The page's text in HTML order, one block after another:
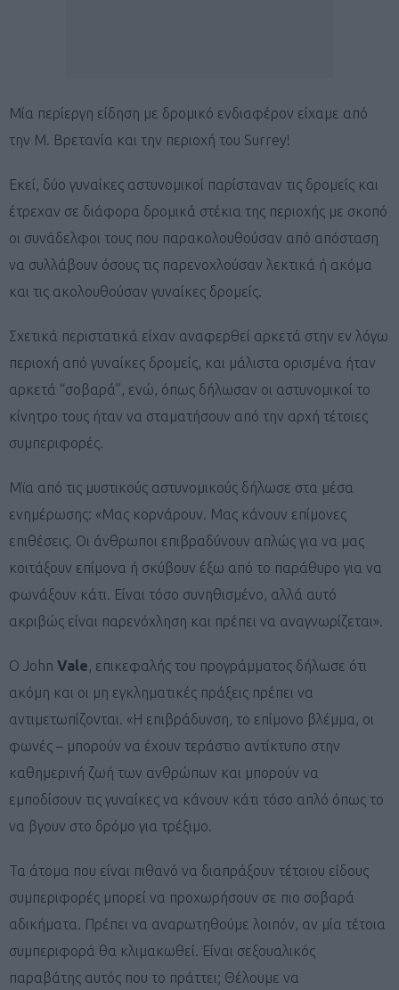
Mία περίεργη είδηση με δρομικό ενδιαφέρον είχαμε από
την Μ. Βρετανία και την περιοχή του Surrey!
Εκεί, δύο γυναίκες αστυνομικοί παρίσταναν τις δρομείς και
έτρεχαν σε διάφορα δρομικά στέκια της περιοχής με σκοπό
οι συνάδελφοι τους που παρακολουθούσαν από απόσταση
να συλλάβουν όσους τις παρενοχλούσαν λεκτικά ή ακόμα
και τις ακολουθούσαν γυναίκες δρομείς.
Σχετικά περιστατικά είχαν αναφερθεί αρκετά στην εν λόγω
περιοχή από γυναίκες δρομείς, και μάλιστα ορισμένα ήταν
αρκετά “σοβαρά”, ενώ, όπως δήλωσαν οι αστυνομικοί το
κίνητρο τους ήταν να σταματήσουν από την αρχή τέτοιες
συμπεριφορές.
Mϊα από τις μυστικούς αστυνομικούς δήλωσε στα μέσα
ενημέρωσης: «Μας κορνάρουν. Μας κάνουν επίμονες
επιθέσεις. Οι άνθρωποι επιβραδύνουν απλώς για να μας
κοιτάξουν επίμονα ή σκύβουν έξω από το παράθυρο για να
φωνάξουν κάτι. Είναι τόσο συνηθισμένο, αλλά αυτό
ακριβώς είναι παρενόχληση και πρέπει να αναγνωρίζεται».
Ο John Vale, επικεφαλής του προγράμματος δήλωσε ότι
ακόμη και οι μη εγκληματικές πράξεις πρέπει να
αντιμετωπίζονται. «Η επιβράδυνση, το επίμονο βλέμμα, οι
φωνές – μπορούν να έχουν τεράστιο αντίκτυπο στην
καθημερινή ζωή των ανθρώπων και μπορούν να
εμποδίσουν τις γυναίκες να κάνουν κάτι τόσο απλό όπως το
να βγουν στο δρόμο για τρέξιμο.
Τα άτομα που είναι πιθανό να διαπράξουν τέτοιου είδους
συμπεριφορές μπορεί να προχωρήσουν σε πιο σοβαρά
αδικήματα. Πρέπει να αναρωτηθούμε λοιπόν, αν μία τέτοια
συμπεριφορά θα κλιμακωθεί. Είναι σεξουαλικός
παραβάτης αυτός που το πράττει; Θέλουμε να